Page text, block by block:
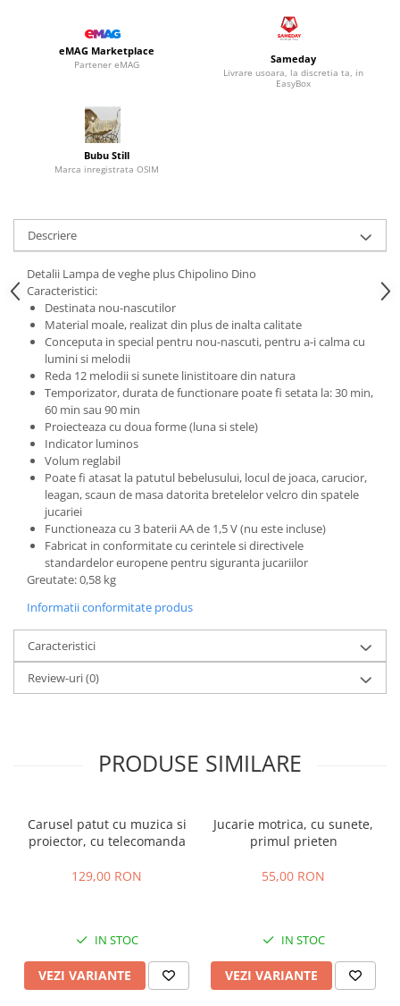
eMAG Marketplace
Partener eMAG Sameday
Livrare usoara, la discretia ta, in
EasyBox
Bubu Still
Marca inregistrata OSIM
Descriere
Detalii Lampa de veghe plus Chipolino Dino
Caracteristici:
Destinata nou-nascutilor
Material moale, realizat din plus de inalta calitate
Conceputa in special pentru nou-nascuti, pentru a-i calma cu
lumini si melodii
Reda 12 melodii si sunete linistitoare din natura
Temporizator, durata de functionare poate fi setata la: 30 min,
60 min sau 90 min
Proiecteaza cu doua forme (luna si stele)
Indicator luminos
Volum reglabil
Poate fi atasat la patutul bebelusului, locul de joaca, carucior,
leagan, scaun de masa datorita bretelelor velcro din spatele
jucariei
Functioneaza cu 3 baterii AA de 1,5 V (nu este incluse)
Fabricat in conformitate cu cerintele si directivele
standardelor europene pentru siguranta jucariilor
Greutate: 0,58 kg
Informatii conformitate produs
Caracteristici
Review-uri(0)
PRODUSE SIMILARE
Carusel patut cu muzica si
proiector, cu telecomanda
129,00 RON
IN STOC
VEZI VARIANTE
Jucarie motrica, cu sunete,
primul prieten
55,00 RON
IN STOC
VEZI VARIANTE